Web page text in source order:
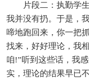
片段二：执勤学
我并没有扔。于是，
啼地跑回来，你一把
找来，好好理论，我
咱!”听到这些话，我
实，理论的结果早已